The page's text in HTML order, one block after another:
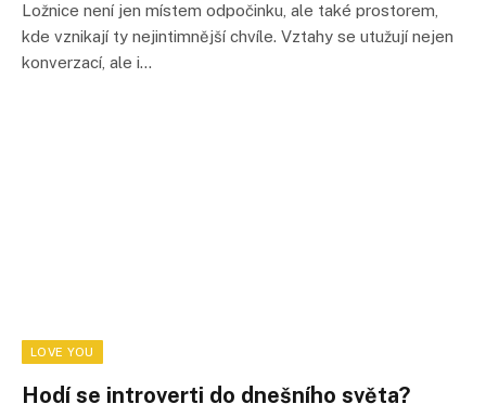
Ložnice není jen místem odpočinku, ale také prostorem,
kde vznikají ty nejintimnější chvíle. Vztahy se utužují nejen
konverzací, ale i…
LOVE YOU
Hodí se introverti do dnešního světa?